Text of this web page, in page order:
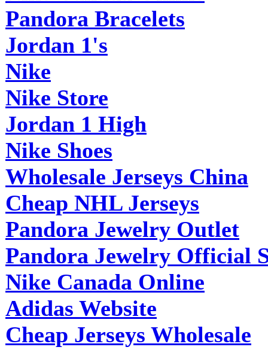
Pandora Bracelets
Jordan 1's
Nike
Nike Store
Jordan 1 High
Nike Shoes
Wholesale Jerseys China
Cheap NHL Jerseys
Pandora Jewelry Outlet
Pandora Jewelry Official
Nike Canada Online
Adidas Website
Cheap Jerseys Wholesale